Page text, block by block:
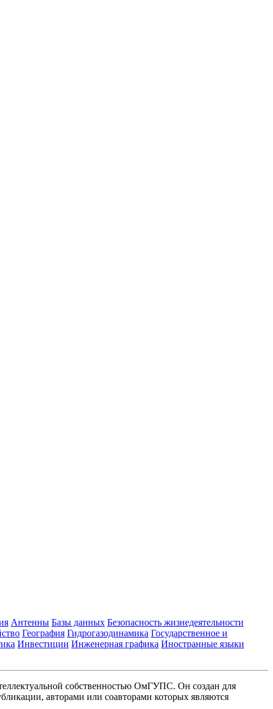
Антенны Базы данных Безопасность жизнедеятельности
География Гидрогазодинамика Государственное и
Инвестиции Инженерная графика Иностранные языки
собственностью ОмГУПС. Он создан для
авторами или соавторами которых являются